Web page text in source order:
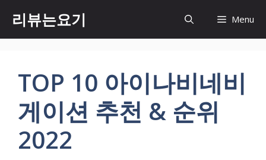
츠
리뷰는요기 Menu
TOP 10 아이나비네비
게이션 추천 & 순위
2022